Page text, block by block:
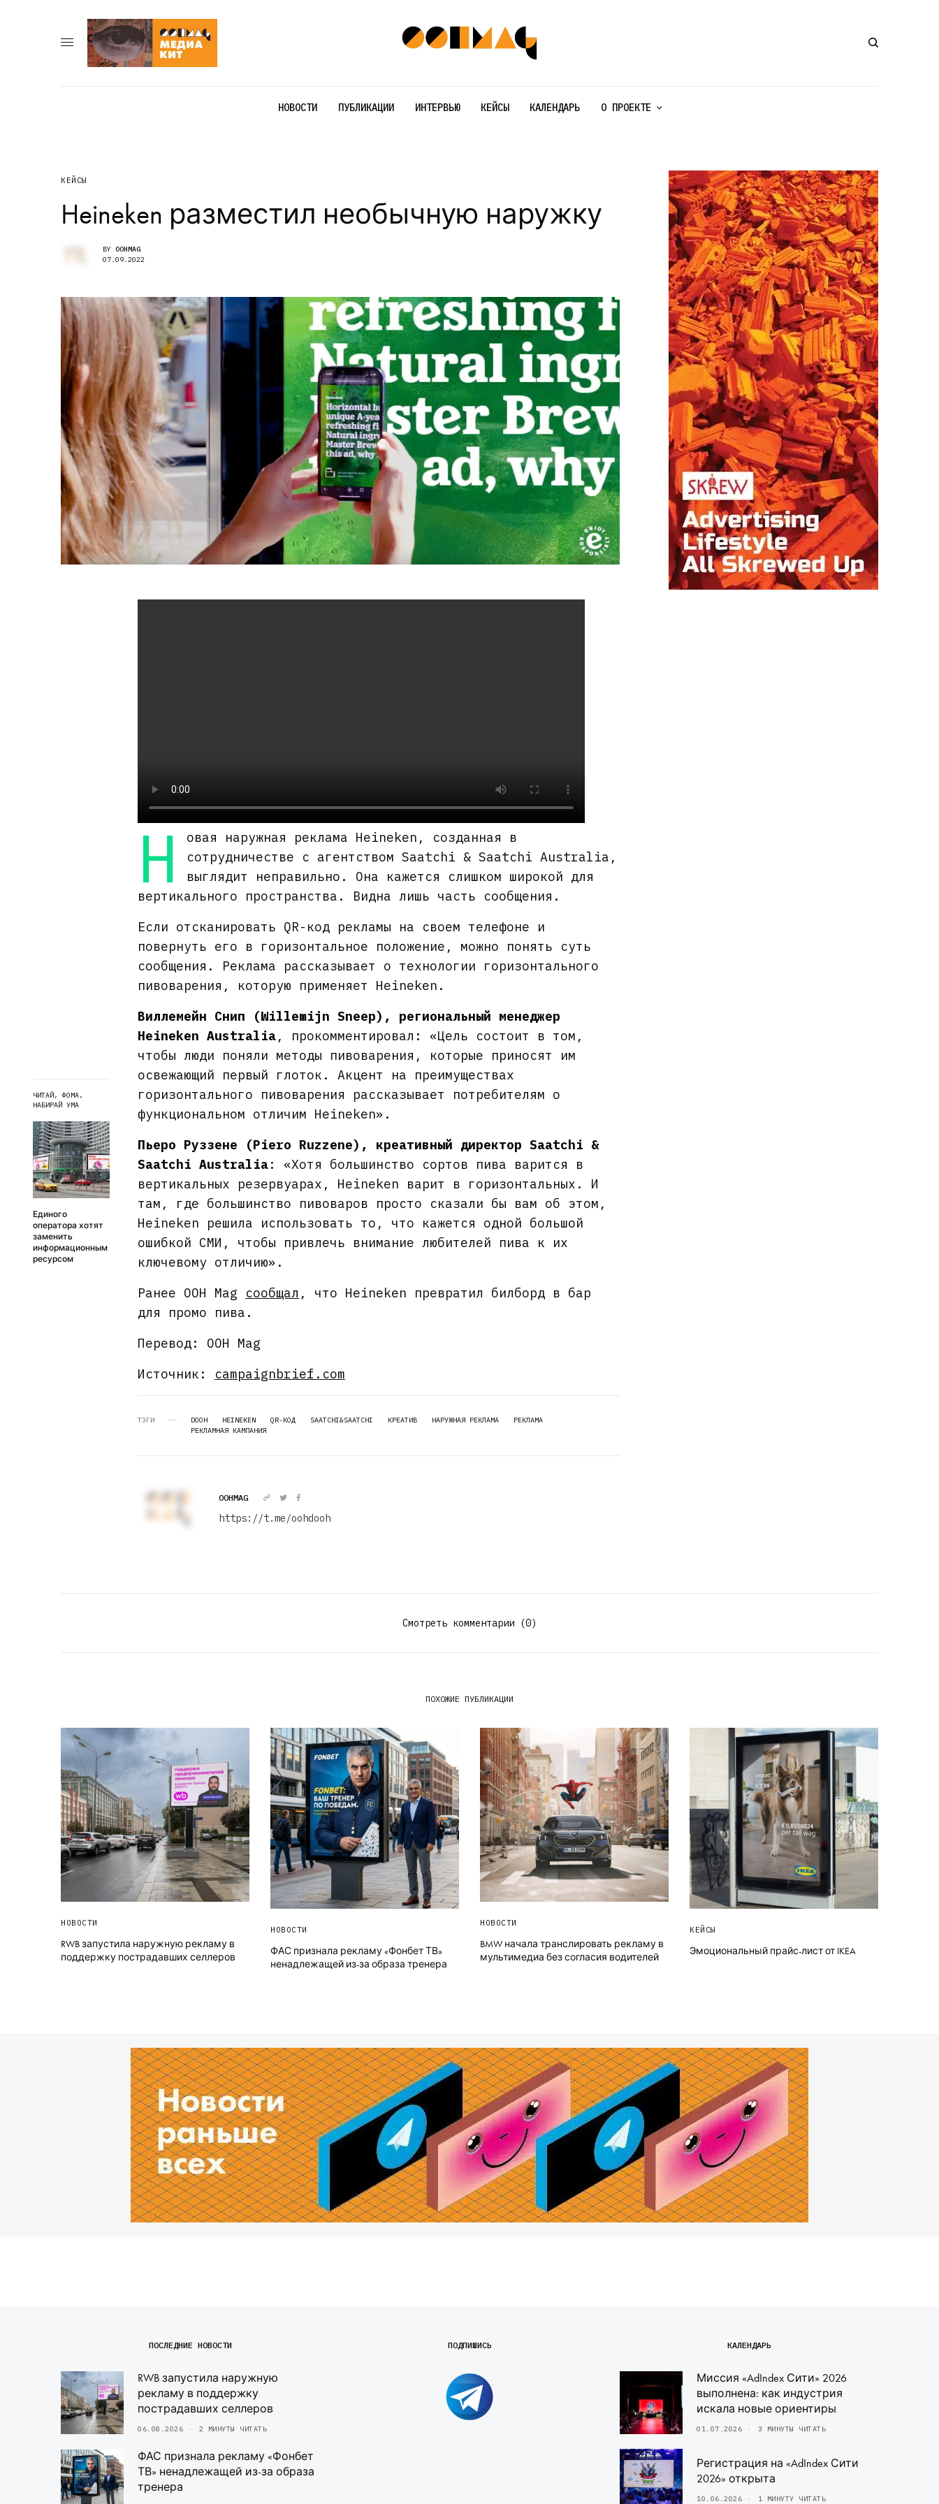
НОВОСТИ ПУБЛИКАЦИИ ИНТЕРВЬЮ КЕЙСЫ КАЛЕНДАРЬ О ПРОЕКТЕ
КЕЙСЫ
Heineken разместил необычную наружку
BY OOHMAG
07.09.2022
ЧИТАЙ, ФОМА,
НАБИРАЙ УМА
Единого
оператора хотят
заменить
информационным
ресурсом
Н
овая наружная реклама Heineken, созданная в
сотрудничестве с агентством Saatchi & Saatchi Australia,
выглядит неправильно. Она кажется слишком широкой для
вертикального пространства. Видна лишь часть сообщения.
Если отсканировать QR-код рекламы на своем телефоне и
повернуть его в горизонтальное положение, можно понять суть
сообщения. Реклама рассказывает о технологии горизонтального
пивоварения, которую применяет Heineken.
Виллемейн Снип (Willemijn Sneep), региональный менеджер
Heineken Australia, прокомментировал: «Цель состоит в том,
чтобы люди поняли методы пивоварения, которые приносят им
освежающий первый глоток. Акцент на преимуществах
горизонтального пивоварения рассказывает потребителям о
функциональном отличим Heineken».
Пьеро Руззене (Piero Ruzzene), креативный директор Saatchi &
Saatchi Australia: «Хотя большинство сортов пива варится в
вертикальных резервуарах, Heineken варит в горизонтальных. И
там, где большинство пивоваров просто сказали бы вам об этом,
Heineken решила использовать то, что кажется одной большой
ошибкой СМИ, чтобы привлечь внимание любителей пива к их
ключевому отличию».
Ранее OOH Mag сообщал , что Heineken превратил билборд в бар
для промо пива.
Перевод: OOH Mag
Источник: campaignbrief.com
ТЭГИ DOOH HEINEKEN QR-КОД SAATCHI&SAATCHI КРЕАТИВ НАРУЖНАЯ РЕКЛАМА
РЕКЛАМА
РЕКЛАМНАЯ КАМПАНИЯ
OOHMAG
https://t.me/oohdooh
Смотреть комментарии (0)
ПОХОЖИЕ ПУБЛИКАЦИИ
НОВОСТИ
RWB запустила наружную рекламу в
поддержку пострадавших селлеров
НОВОСТИ
ФАС признала рекламу «Фонбет ТВ»
ненадлежащей из-за образа тренера
НОВОСТИ
BMW начала транслировать рекламу в
мультимедиа без согласия водителей
КЕЙСЫ
Эмоциональный прайс-лист от IKEA
ПОСЛЕДНИЕ НОВОСТИ
RWB запустила наружную
рекламу в поддержку
пострадавших селлеров
06.08.2026 2 МИНУТЫ ЧИТАТЬ
ФАС признала рекламу «Фонбет
ТВ» ненадлежащей из-за образа
тренера
ПОДПИШИСЬ КАЛЕНДАРЬ
Миссия «AdIndex Сити» 2026
выполнена: как индустрия
искала новые ориентиры
01.07.2026 3 МИНУТЫ ЧИТАТЬ
Регистрация на «AdIndex Сити
2026» открыта
10.06.2026 1 МИНУТУ ЧИТАТЬ